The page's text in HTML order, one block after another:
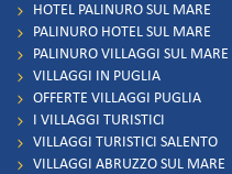
HOTEL PALINURO SUL MARE
PALINURO HOTEL SUL MARE
PALINURO VILLAGGI SUL MARE
VILLAGGI IN PUGLIA
OFFERTE VILLAGGI PUGLIA
I VILLAGGI TURISTICI
VILLAGGI TURISTICI SALENTO
VILLAGGI ABRUZZO SUL MARE